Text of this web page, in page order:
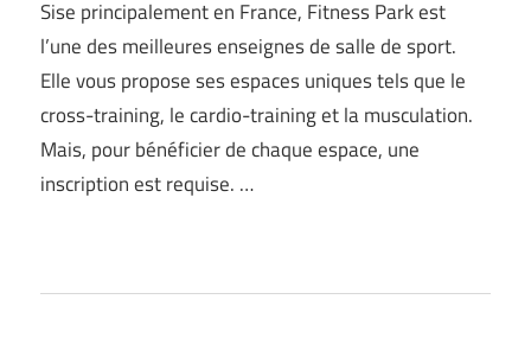
Sise principalement en France, Fitness Park est
l’une des meilleures enseignes de salle de sport.
Elle vous propose ses espaces uniques tels que le
cross-training, le cardio-training et la musculation.
Mais, pour bénéficier de chaque espace, une
inscription est requise. …